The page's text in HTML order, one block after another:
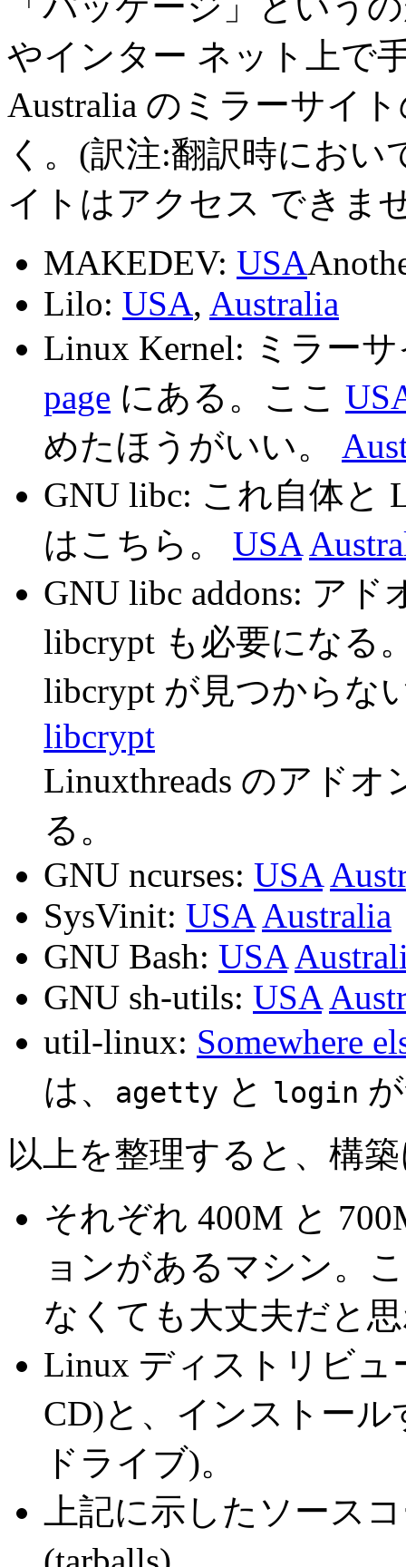
やインター ネット上で
Australia のミラーサイ
く。(訳注:翻訳時におい
イトはアクセス できま
MAKEDEV: USA
Lilo: USA, Australia
Linux Kernel: ミラー
page にある。ここ
めたほうがいい。
GNU libc: これ自体と
はこちら。 USA
GNU libc addons: アド
libcrypt も必要になる
libcrypt が見つからな
libcrypt
Linuxthreads のアド
る。
GNU ncurses: USA
SysVinit: USA Australia
GNU Bash: USA
GNU sh-utils: USA
util-linux: Somewhere
は、
agetty と login
以上を整理すると、構
それぞれ 400M と
ョンがあるマシン。
なくても大丈夫だと
Linux ディストリビュ
CD)と、インストー
ドライブ)。
上記に示したソース